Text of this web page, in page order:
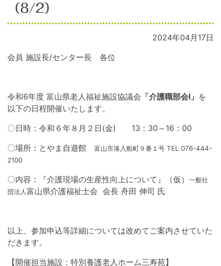
（8/2）
2024年04月17日
会員 施設長/センター長 各位
令和6年度 富山県老人福祉施設協議会 「介護職部会Ⅰ」 を
以下の日程開催いたします。
〇日時：令和６年８月２日(金) 13：30～16：00
〇場所：とやま自遊館
富山市湊入船町９番１号 TEL 076-444-
2100
〇内容：『介護現場の生産性向上について』（仮）
一般社
団法人富山県介護福祉士会 会長 舟田 伸司 氏
以上、参加申込等詳細については改めてご案内させていた
だきます。
【開催担当施設：特別養護老人ホーム三寿苑】